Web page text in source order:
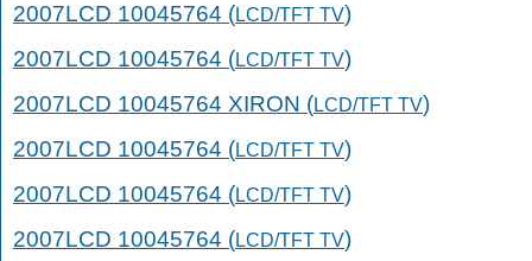
2007LCD 10045764 (LCD/TFT TV)
2007LCD 10045764 (LCD/TFT TV)
2007LCD 10045764 XIRON (LCD/TFT TV)
2007LCD 10045764 (LCD/TFT TV)
2007LCD 10045764 (LCD/TFT TV)
2007LCD 10045764 (LCD/TFT TV)